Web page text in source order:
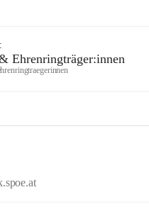
Ehrenringträger:innen